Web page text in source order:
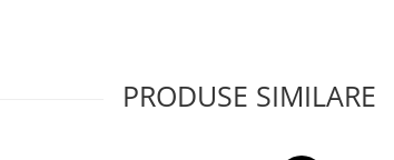
. Lasă-te purtat dePRODUSE SIMILARE